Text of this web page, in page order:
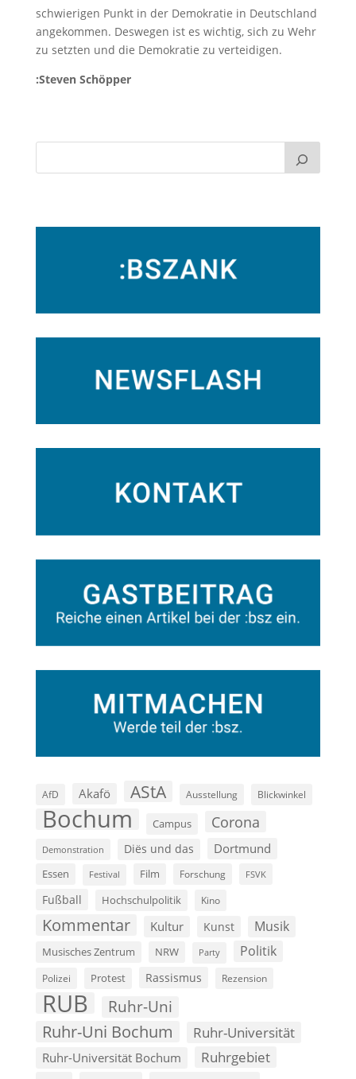
schwierigen Punkt in der Demokratie in Deutschland
angekommen. Deswegen ist es wichtig, sich zu Wehr
zu setzten und die Demokratie zu verteidigen.
:Steven Schöpper
AfD Akafö AStA Ausstellung Blickwinkel
Bochum Campus Corona
Demonstration Diës und das Dortmund
Essen Festival Film Forschung FSVK
Fußball Hochschulpolitik Kino
Kommentar Kultur Kunst Musik
Musisches Zentrum NRW Party Politik
Polizei Protest Rassismus Rezension
RUB Ruhr-Uni
Ruhr-Uni Bochum Ruhr-Universität
Ruhr-Universität Bochum Ruhrgebiet